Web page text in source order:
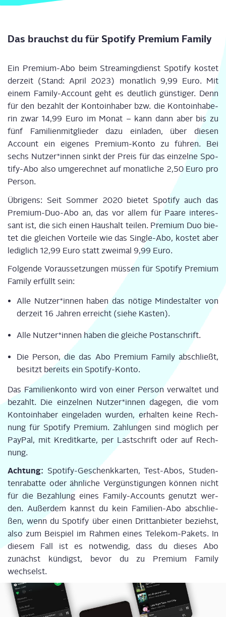
Das brauchst du für Spo­ti­fy Pre­mi­um Family
Ein Pre­mi­um-Abo beim Strea­ming­dienst Spo­ti­fy kos­tet
der­zeit (Stand: April 2023) monat­lich 9,99 Euro. Mit
einem Fami­ly-Account geht es deut­lich güns­ti­ger. Denn
für den bezahlt der Kon­to­in­ha­ber bzw. die Kon­to­in­ha­be­
rin zwar 14,99 Euro im Monat – kann dann aber bis zu
fünf Fami­li­en­mit­glie­der dazu ein­la­den, über die­sen
Account ein eige­nes Pre­mi­um-Kon­to zu füh­ren. Bei
sechs Nutzer*innen sinkt der Preis für das ein­zel­ne Spo­
ti­fy-Abo also umge­rech­net auf monat­li­che 2,50 Euro pro
Per­son.
Übri­gens: Seit Som­mer 2020 bie­tet Spo­ti­fy auch das
Pre­mi­um-Duo-Abo an, das vor allem für Paa­re inter­es­
sant ist, die sich einen Haus­halt tei­len. Pre­mi­um Duo bie­
tet die glei­chen Vor­tei­le wie das Sin­gle-Abo, kos­tet aber
ledig­lich 12,99 Euro statt zwei­mal 9,99 Euro.
Fol­gen­de Vor­aus­set­zun­gen müs­sen für Spo­ti­fy Pre­mi­um
Fami­ly erfüllt sein:
Alle Nutzer*innen haben das nöti­ge Min­dest­al­ter von
der­zeit 16 Jah­ren erreicht (sie­he Kas­ten).
Alle Nutzer*innen haben die glei­che Post­an­schrift.
Die Per­son, die das Abo Pre­mi­um Fami­ly abschließt,
besitzt bereits ein Spo­ti­fy-Kon­to.
Das Fami­li­en­kon­to wird von einer Per­son ver­wal­tet und
bezahlt. Die ein­zel­nen Nutzer*innen dage­gen, die vom
Kon­to­in­ha­ber ein­ge­la­den wur­den, erhal­ten kei­ne Rech­
nung für Spo­ti­fy Pre­mi­um. Zah­lun­gen sind mög­lich per
Pay­Pal, mit Kre­dit­kar­te, per Last­schrift oder auf Rech­
nung.
Ach­tung: Spo­ti­fy-Geschenk­kar­ten, Test-Abos, Stu­den­
ten­ra­bat­te oder ähn­li­che Ver­güns­ti­gun­gen kön­nen nicht
für die Bezah­lung eines Fami­ly-Accounts genutzt wer­
den. Außer­dem kannst du kein Fami­li­en-Abo abschlie­
ßen, wenn du Spo­ti­fy über einen Dritt­an­bie­ter beziehst,
also zum Bei­spiel im Rah­men eines Tele­kom-Pakets. In
die­sem Fall ist es not­wen­dig, dass du die­ses Abo
zunächst kün­digst, bevor du zu Pre­mi­um Fami­ly
wechselst.